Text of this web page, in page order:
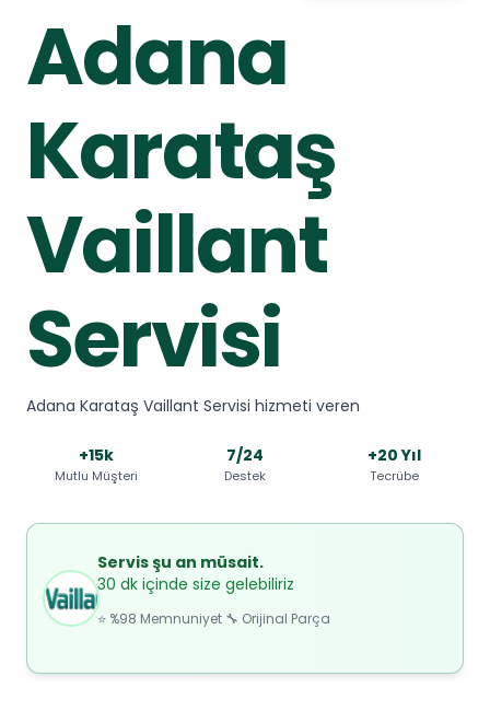
Adana
Karataş
Vaillant
Servisi
Adana Karataş Vaillant Servisi hizmeti veren
+15k
Mutlu Müşteri
7/24
Destek
+20 Yıl
Tecrübe
Servis şu an müsait.
30 dk içinde size gelebiliriz
⭐ %98 Memnuniyet 🔧 Orijinal Parça